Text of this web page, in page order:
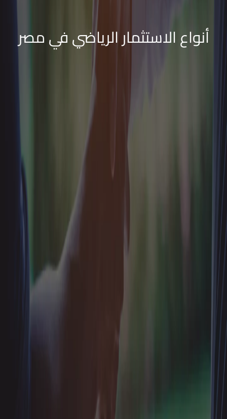
أنواع الاستثمار الرياضي في مصر